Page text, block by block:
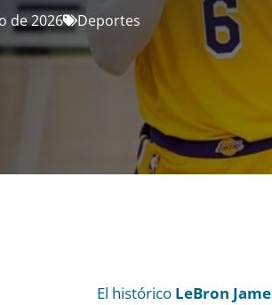
de 2026 Deportes
El histórico LeBron